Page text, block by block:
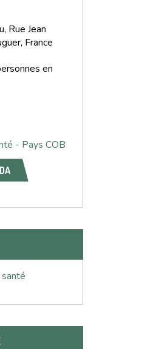
Rue Jean
France
en
- Pays COB